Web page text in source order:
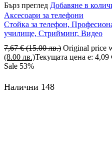
Бърз преглед Добавяне в
Аксесоари за телефони
Стойка за телефон,
училище, Стрийминг, Видео
7,67€ (15.00 лв.) Original price
(8.00 лв.)Текущата цена е: 4,09
Sale 53%
Налични 148